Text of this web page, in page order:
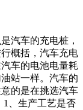
汽车的充电桩，
概括，汽车充电
车的电池电量耗
站一样。汽车的
的是在挑选汽车
1、生产工艺是否